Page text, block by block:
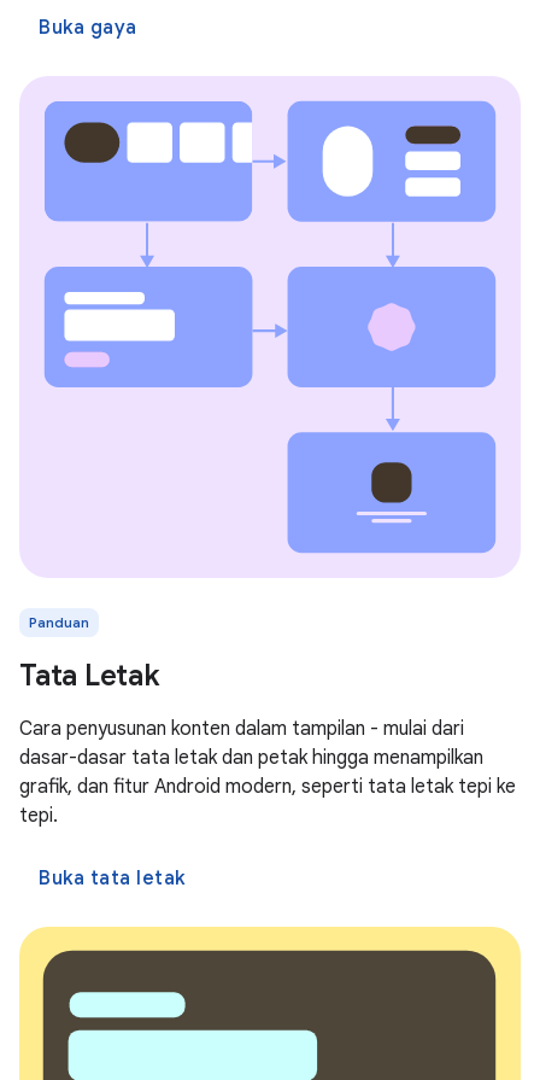
Buka gaya
Panduan
Tata Letak
Cara penyusunan konten dalam tampilan - mulai dari
dasar-dasar tata letak dan petak hingga menampilkan
grafik, dan fitur Android modern, seperti tata letak tepi ke
tepi.
Buka tata letak